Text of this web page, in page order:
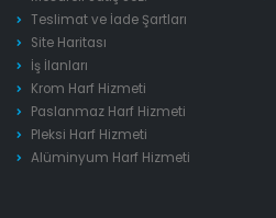
Teslimat ve İade Şartları
Site Haritası
İş İlanları
Krom Harf Hizmeti
Paslanmaz Harf Hizmeti
Pleksi Harf Hizmeti
Alüminyum Harf Hizmeti